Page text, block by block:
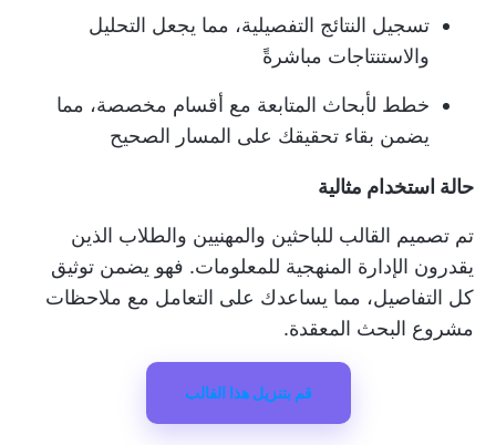
تسجيل النتائج التفصيلية، مما يجعل التحليل
والاستنتاجات مباشرةً
خطط لأبحاث المتابعة مع أقسام مخصصة، مما
يضمن بقاء تحقيقك على المسار الصحيح
حالة استخدام مثالية
تم تصميم القالب للباحثين والمهنيين والطلاب الذين
يقدرون الإدارة المنهجية للمعلومات. فهو يضمن توثيق
كل التفاصيل، مما يساعدك على التعامل مع ملاحظات
مشروع البحث المعقدة.
قم بتنزيل هذا القالب